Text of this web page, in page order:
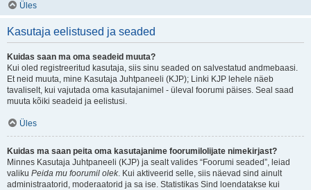
Üles
Kasutaja eelistused ja seaded
Kuidas saan ma oma seadeid muuta?
Kui oled registreeritud kasutaja, siis sinu seaded on salvestatud andmebaasi.
Et neid muuta, mine Kasutaja Juhtpaneeli (KJP); Linki KJP lehele näeb
tavaliselt, kui vajutada oma kasutajanimel - üleval foorumi päises. Seal saad
muuta kõiki seadeid ja eelistusi.
Üles
Kuidas ma saan peita oma kasutajanime foorumilolijate nimekirjast?
Minnes Kasutaja Juhtpaneeli (KJP) ja sealt valides “Foorumi seaded”, leiad
valiku Peida mu foorumil olek. Kui aktiveerid selle, siis näevad sind ainult
administraatorid, moderaatorid ja sa ise. Statistikas Sind loendatakse kui